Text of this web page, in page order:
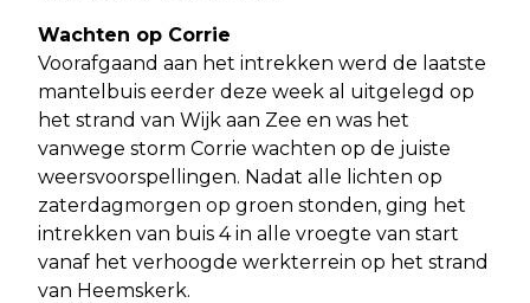
Wachten op Corrie
Voorafgaand aan het intrekken werd de laatste
mantelbuis eerder deze week al uitgelegd op
het strand van Wijk aan Zee en was het
vanwege storm Corrie wachten op de juiste
weersvoorspellingen. Nadat alle lichten op
zaterdagmorgen op groen stonden, ging het
intrekken van buis 4 in alle vroegte van start
vanaf het verhoogde werkterrein op het strand
van Heemskerk.